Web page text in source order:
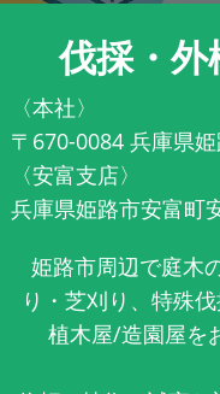
伐採・
〈本社〉
〒670-0084 兵庫県
〈安富支店〉
兵庫県姫路市安富町
姫路市周辺で庭木
り・芝刈り、特殊
植木屋/造園屋を